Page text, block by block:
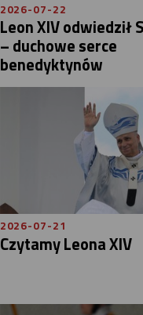
2026-07-22
Leon XIV odwiedził
– duchowe serce
benedyktynów
2026-07-21
Czytamy Leona XIV